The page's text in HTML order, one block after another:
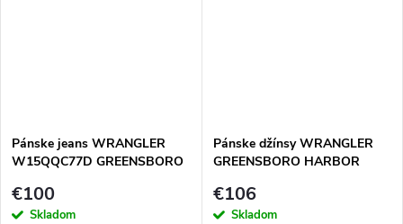
Pánske jeans WRANGLER
W15QQC77D GREENSBORO
€100
Skladom
Pánske džínsy WRANGLER
GREENSBORO HARBOR
€106
Skladom